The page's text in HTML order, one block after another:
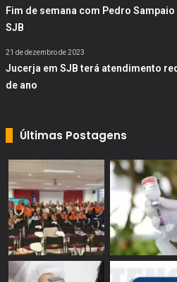
Fim de semana com Pedro
SJB
21 de dezembro de 2023
Jucerja em SJB terá atendimento
de ano
Últimas Postagens